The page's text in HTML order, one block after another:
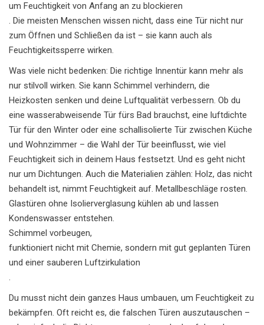
um Feuchtigkeit von Anfang an zu blockieren
. Die meisten Menschen wissen nicht, dass eine Tür nicht nur
zum Öffnen und Schließen da ist – sie kann auch als
Feuchtigkeitssperre wirken.
Was viele nicht bedenken: Die richtige Innentür kann mehr als
nur stilvoll wirken. Sie kann Schimmel verhindern, die
Heizkosten senken und deine Luftqualität verbessern. Ob du
eine wasserabweisende Tür fürs Bad brauchst, eine luftdichte
Tür für den Winter oder eine schallisolierte Tür zwischen Küche
und Wohnzimmer – die Wahl der Tür beeinflusst, wie viel
Feuchtigkeit sich in deinem Haus festsetzt. Und es geht nicht
nur um Dichtungen. Auch die Materialien zählen: Holz, das nicht
behandelt ist, nimmt Feuchtigkeit auf. Metallbeschläge rosten.
Glastüren ohne Isolierverglasung kühlen ab und lassen
Kondenswasser entstehen.
Schimmel vorbeugen,
funktioniert nicht mit Chemie, sondern mit gut geplanten Türen
und einer sauberen Luftzirkulation
.
Du musst nicht dein ganzes Haus umbauen, um Feuchtigkeit zu
bekämpfen. Oft reicht es, die falschen Türen auszutauschen –